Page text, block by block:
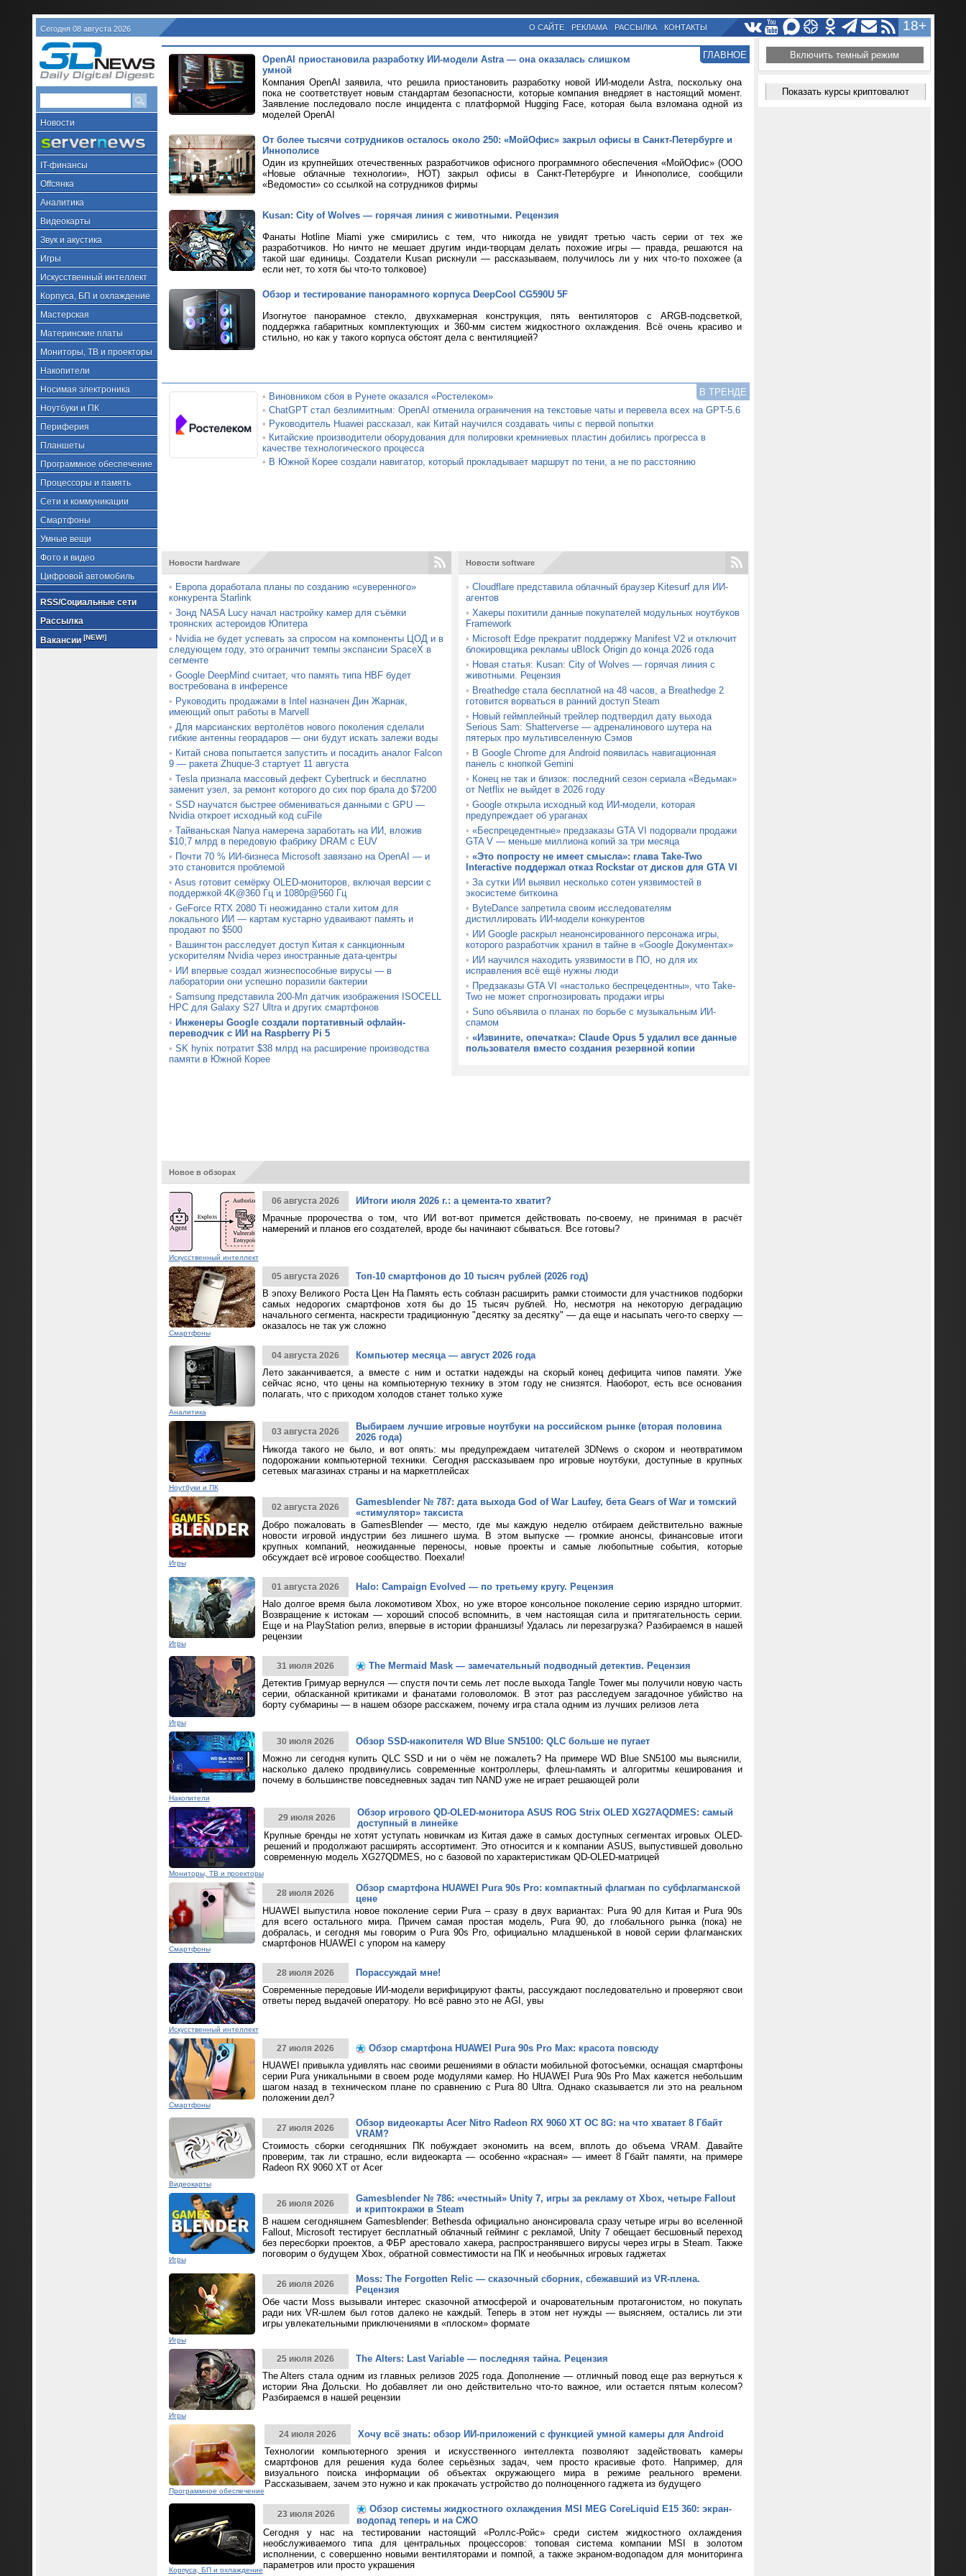
Сегодня 08 августа 2026 18+
О САЙТЕ РЕКЛАМА РАССЫЛКА КОНТАКТЫ
Новости
IT-финансы
Offсянка
Аналитика
Видеокарты
Звук и акустика
Игры
Искусственный интеллект
Корпуса, БП и охлаждение
Мастерская
Материнские платы
Мониторы, ТВ и проекторы
Накопители
Носимая электроника
Ноутбуки и ПК
Периферия
Планшеты
Программное обеспечение
Процессоры и память
Сети и коммуникации
Смартфоны
Умные вещи
Фото и видео
Цифровой автомобиль
RSS/Социальные сети
Рассылка
Вакансии [NEW!]
ГЛАВНОЕ
OpenAI приостановила разработку ИИ-модели Astra — она оказалась слишком
умной
Компания OpenAI заявила, что решила приостановить разработку новой ИИ-модели Astra, поскольку она
пока не соответствует новым стандартам безопасности, которые компания внедряет в настоящий момент.
Заявление последовало после инцидента с платформой Hugging Face, которая была взломана одной из
моделей OpenAI
От более тысячи сотрудников осталось около 250: «МойОфис» закрыл офисы в Санкт-Петербурге и
Иннополисе
Один из крупнейших отечественных разработчиков офисного программного обеспечения «МойОфис» (ООО
«Новые облачные технологии», НОТ) закрыл офисы в Санкт-Петербурге и Иннополисе, сообщили
«Ведомости» со ссылкой на сотрудников фирмы
Kusan: City of Wolves — горячая линия с животными. Рецензия
Фанаты Hotline Miami уже смирились с тем, что никогда не увидят третью часть серии от тех же
разработчиков. Но ничто не мешает другим инди-творцам делать похожие игры — правда, решаются на
такой шаг единицы. Создатели Kusan рискнули — рассказываем, получилось ли у них что-то похожее (а
если нет, то хотя бы что-то толковое)
Обзор и тестирование панорамного корпуса DeepCool CG590U 5F
Изогнутое панорамное стекло, двухкамерная конструкция, пять вентиляторов с ARGB-подсветкой,
поддержка габаритных комплектующих и 360-мм систем жидкостного охлаждения. Всё очень красиво и
стильно, но как у такого корпуса обстоят дела с вентиляцией?
В ТРЕНДЕ
• Виновником сбоя в Рунете оказался «Ростелеком»
• ChatGPT стал безлимитным: OpenAI отменила ограничения на текстовые чаты и перевела всех на GPT-5.6
• Руководитель Huawei рассказал, как Китай научился создавать чипы с первой попытки
• Китайские производители оборудования для полировки кремниевых пластин добились прогресса в
качестве технологического процесса
• В Южной Корее создали навигатор, который прокладывает маршрут по тени, а не по расстоянию
Новости hardware
• Европа доработала планы по созданию «суверенного»
конкурента Starlink
• Зонд NASA Lucy начал настройку камер для съёмки
троянских астероидов Юпитера
• Nvidia не будет успевать за спросом на компоненты ЦОД и в
следующем году, это ограничит темпы экспансии SpaceX в
сегменте
• Google DeepMind считает, что память типа HBF будет
востребована в инференсе
• Руководить продажами в Intel назначен Дин Жарнак,
имеющий опыт работы в Marvell
• Для марсианских вертолётов нового поколения сделали
гибкие антенны георадаров — они будут искать залежи воды
• Китай снова попытается запустить и посадить аналог Falcon
9 — ракета Zhuque-3 стартует 11 августа
• Tesla признала массовый дефект Cybertruck и бесплатно
заменит узел, за ремонт которого до сих пор брала до $7200
• SSD научатся быстрее обмениваться данными с GPU —
Nvidia откроет исходный код cuFile
• Тайваньская Nanya намерена заработать на ИИ, вложив
$10,7 млрд в передовую фабрику DRAM с EUV
• Почти 70 % ИИ-бизнеса Microsoft завязано на OpenAI — и
это становится проблемой
• Asus готовит семёрку OLED-мониторов, включая версии с
поддержкой 4K@360 Гц и 1080p@560 Гц
• GeForce RTX 2080 Ti неожиданно стали хитом для
локального ИИ — картам кустарно удваивают память и
продают по $500
• Вашингтон расследует доступ Китая к санкционным
ускорителям Nvidia через иностранные дата-центры
• ИИ впервые создал жизнеспособные вирусы — в
лаборатории они успешно поразили бактерии
• Samsung представила 200-Мп датчик изображения ISOCELL
HPC для Galaxy S27 Ultra и других смартфонов
• Инженеры Google создали портативный офлайн-
переводчик с ИИ на Raspberry Pi 5
• SK hynix потратит $38 млрд на расширение производства
памяти в Южной Корее
Новости software
• Cloudflare представила облачный браузер Kitesurf для ИИ-
агентов
• Хакеры похитили данные покупателей модульных ноутбуков
Framework
• Microsoft Edge прекратит поддержку Manifest V2 и отключит
блокировщика рекламы uBlock Origin до конца 2026 года
• Новая статья: Kusan: City of Wolves — горячая линия с
животными. Рецензия
• Breathedge стала бесплатной на 48 часов, а Breathedge 2
готовится ворваться в ранний доступ Steam
• Новый геймплейный трейлер подтвердил дату выхода
Serious Sam: Shatterverse — адреналинового шутера на
пятерых про мультивселенную Сэмов
• В Google Chrome для Android появилась навигационная
панель с кнопкой Gemini
• Конец не так и близок: последний сезон сериала «Ведьмак»
от Netflix не выйдет в 2026 году
• Google открыла исходный код ИИ-модели, которая
предупреждает об ураганах
• «Беспрецедентные» предзаказы GTA VI подорвали продажи
GTA V — меньше миллиона копий за три месяца
• «Это попросту не имеет смысла»: глава Take-Two
Interactive поддержал отказ Rockstar от дисков для GTA VI
• За сутки ИИ выявил несколько сотен уязвимостей в
экосистеме биткоина
• ByteDance запретила своим исследователям
дистиллировать ИИ-модели конкурентов
• ИИ Google раскрыл неанонсированного персонажа игры,
которого разработчик хранил в тайне в «Google Документах»
• ИИ научился находить уязвимости в ПО, но для их
исправления всё ещё нужны люди
• Предзаказы GTA VI «настолько беспрецедентны», что Take-
Two не может спрогнозировать продажи игры
• Suno объявила о планах по борьбе с музыкальным ИИ-
спамом
• «Извините, опечатка»: Claude Opus 5 удалил все данные
пользователя вместо создания резервной копии
Новое в обзорах
Искусственный интеллект
06 августа 2026
ИИтоги июля 2026 г.: а цемента-то хватит?
Мрачные пророчества о том, что ИИ вот-вот примется действовать по-своему, не принимая в расчёт
намерений и планов его создателей, вроде бы начинают сбываться. Все готовы?
Смартфоны
05 августа 2026
Топ-10 смартфонов до 10 тысяч рублей (2026 год)
В эпоху Великого Роста Цен На Память есть соблазн расширить рамки стоимости для участников подборки
самых недорогих смартфонов хотя бы до 15 тысяч рублей. Но, несмотря на некоторую деградацию
начального сегмента, наскрести традиционную "десятку за десятку" — да еще и насыпать чего-то сверху —
оказалось не так уж сложно
Аналитика
04 августа 2026
Компьютер месяца — август 2026 года
Лето заканчивается, а вместе с ним и остатки надежды на скорый конец дефицита чипов памяти. Уже
сейчас ясно, что цены на компьютерную технику в этом году не снизятся. Наоборот, есть все основания
полагать, что с приходом холодов станет только хуже
Ноутбуки и ПК
03 августа 2026
Выбираем лучшие игровые ноутбуки на российском рынке (вторая половина
2026 года)
Никогда такого не было, и вот опять: мы предупреждаем читателей 3DNews о скором и неотвратимом
подорожании компьютерной техники. Сегодня рассказываем про игровые ноутбуки, доступные в крупных
сетевых магазинах страны и на маркетплейсах
Игры
02 августа 2026
Gamesblender № 787: дата выхода God of War Laufey, бета Gears of War и томский
«стимулятор» таксиста
Добро пожаловать в GamesBlender — место, где мы каждую неделю отбираем действительно важные
новости игровой индустрии без лишнего шума. В этом выпуске — громкие анонсы, финансовые итоги
крупных компаний, неожиданные переносы, новые проекты и самые любопытные события, которые
обсуждает всё игровое сообщество. Поехали!
Игры
01 августа 2026
Halo: Campaign Evolved — по третьему кругу. Рецензия
Halo долгое время была локомотивом Xbox, но уже второе консольное поколение серию изрядно штормит.
Возвращение к истокам — хороший способ вспомнить, в чем настоящая сила и притягательность серии.
Еще и на PlayStation релиз, впервые в истории франшизы! Удалась ли перезагрузка? Разбираемся в нашей
рецензии
Игры
31 июля 2026
The Mermaid Mask — замечательный подводный детектив. Рецензия
Детектив Гримуар вернулся — спустя почти семь лет после выхода Tangle Tower мы получили новую часть
серии, обласканной критиками и фанатами головоломок. В этот раз расследуем загадочное убийство на
борту субмарины — в нашем обзоре расскажем, почему игра стала одним из лучших релизов лета
Накопители
30 июля 2026
Обзор SSD-накопителя WD Blue SN5100: QLC больше не пугает
Можно ли сегодня купить QLC SSD и ни о чём не пожалеть? На примере WD Blue SN5100 мы выяснили,
насколько далеко продвинулись современные контроллеры, флеш-память и алгоритмы кеширования и
почему в большинстве повседневных задач тип NAND уже не играет решающей роли
Мониторы, ТВ и проекторы
29 июля 2026
Обзор игрового QD-OLED-монитора ASUS ROG Strix OLED XG27AQDMES: самый
доступный в линейке
Крупные бренды не хотят уступать новичкам из Китая даже в самых доступных сегментах игровых OLED-
решений и продолжают расширять ассортимент. Это относится и к компании ASUS, выпустившей довольно
современную модель XG27QDMES, но с базовой по характеристикам QD-OLED-матрицей
Смартфоны
28 июля 2026
Обзор смартфона HUAWEI Pura 90s Pro: компактный флагман по субфлагманской
цене
HUAWEI выпустила новое поколение серии Pura – сразу в двух вариантах: Pura 90 для Китая и Pura 90s
для всего остального мира. Причем самая простая модель, Pura 90, до глобального рынка (пока) не
добралась, и сегодня мы говорим о Pura 90s Pro, официально младшенькой в новой серии флагманских
смартфонов HUAWEI с упором на камеру
Искусственный интеллект
28 июля 2026
Порассуждай мне!
Современные передовые ИИ-модели верифицируют факты, рассуждают последовательно и проверяют свои
ответы перед выдачей оператору. Но всё равно это не AGI, увы
Смартфоны
27 июля 2026
Обзор смартфона HUAWEI Pura 90s Pro Max: красота повсюду
HUAWEI привыкла удивлять нас своими решениями в области мобильной фотосъемки, оснащая смартфоны
серии Pura уникальными в своем роде модулями камер. Но HUAWEI Pura 90s Pro Max кажется небольшим
шагом назад в техническом плане по сравнению с Pura 80 Ultra. Однако сказывается ли это на реальном
положении дел?
Видеокарты
27 июля 2026
Обзор видеокарты Acer Nitro Radeon RX 9060 XT OC 8G: на что хватает 8 Гбайт
VRAM?
Стоимость сборки сегодняшних ПК побуждает экономить на всем, вплоть до объема VRAM. Давайте
проверим, так ли страшно, если видеокарта — особенно «красная» — имеет 8 Гбайт памяти, на примере
Radeon RX 9060 XT от Acer
Игры
26 июля 2026
Gamesblender № 786: «честный» Unity 7, игры за рекламу от Xbox, четыре Fallout
и криптокражи в Steam
В нашем сегодняшнем Gamesblender: Bethesda официально анонсировала сразу четыре игры во вселенной
Fallout, Microsoft тестирует бесплатный облачный гейминг с рекламой, Unity 7 обещает бесшовный переход
без пересборки проектов, а ФБР арестовало хакера, распространявшего вирусы через игры в Steam. Также
поговорим о будущем Xbox, обратной совместимости на ПК и необычных игровых гаджетах
Игры
26 июля 2026
Moss: The Forgotten Relic — сказочный сборник, сбежавший из VR-плена.
Рецензия
Обе части Moss вызывали интерес сказочной атмосферой и очаровательным протагонистом, но покупать
ради них VR-шлем был готов далеко не каждый. Теперь в этом нет нужды — выясняем, остались ли эти
игры увлекательными приключениями в «плоском» формате
Игры
25 июля 2026
The Alters: Last Variable — последняя тайна. Рецензия
The Alters стала одним из главных релизов 2025 года. Дополнение — отличный повод еще раз вернуться к
истории Яна Дольски. Но добавляет ли оно действительно что-то важное, или остается пятым колесом?
Разбираемся в нашей рецензии
Программное обеспечение
24 июля 2026
Хочу всё знать: обзор ИИ-приложений с функцией умной камеры для Android
Технологии компьютерного зрения и искусственного интеллекта позволяют задействовать камеры
смартфонов для решения куда более серьёзных задач, чем просто красивые фото. Например, для
визуального поиска информации об объектах окружающего мира в режиме реального времени.
Рассказываем, зачем это нужно и как прокачать устройство до полноценного гаджета из будущего
Корпуса, БП и охлаждение
23 июля 2026
Обзор системы жидкостного охлаждения MSI MEG CoreLiquid E15 360: экран-
водопад теперь и на СЖО
Сегодня у нас на тестировании настоящий «Роллс-Ройс» среди систем жидкостного охлаждения
необслуживаемого типа для центральных процессоров: топовая система компании MSI в золотом
исполнении, с совершенно новыми вентиляторами и помпой, а также экраном-водопадом для мониторинга
параметров или просто украшения
Включить темный режим
Показать курсы криптовалют